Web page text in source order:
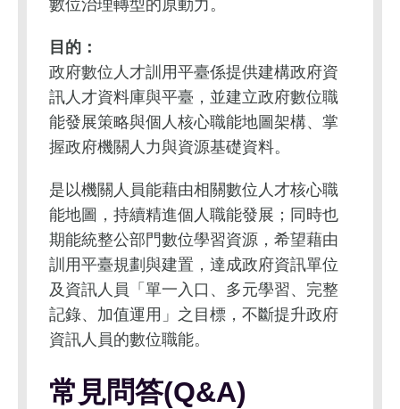
數位治理轉型的原動力。
目的：
政府數位人才訓用平臺係提供建構政府資
訊人才資料庫與平臺，並建立政府數位職
能發展策略與個人核心職能地圖架構、掌
握政府機關人力與資源基礎資料。
是以機關人員能藉由相關數位人才核心職
能地圖，持續精進個人職能發展；同時也
期能統整公部門數位學習資源，希望藉由
訓用平臺規劃與建置，達成政府資訊單位
及資訊人員「單一入口、多元學習、完整
記錄、加值運用」之目標，不斷提升政府
資訊人員的數位職能。
常見問答(Q&A)